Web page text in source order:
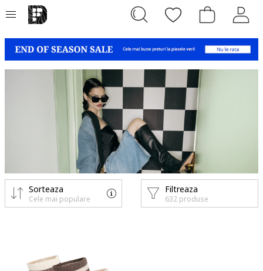
Filtreaza
632 produse
Sorteaza
Cele mai populare